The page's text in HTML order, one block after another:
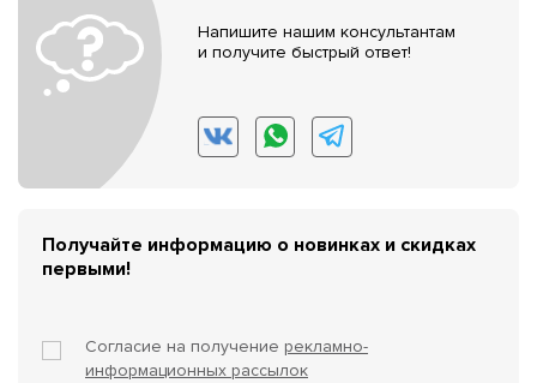
Напишите нашим консультантам
и получите быстрый ответ!
Получайте информацию о новинках и скидках
первыми!
Согласие на получение рекламно-
информационных рассылок